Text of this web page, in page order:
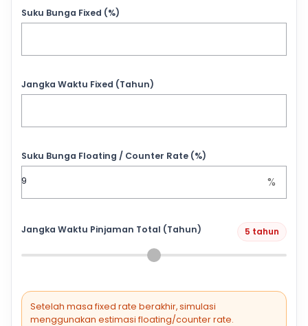
Suku Bunga Fixed (%)
Jangka Waktu Fixed (Tahun)
Suku Bunga Floating / Counter Rate (%)
%
Jangka Waktu Pinjaman Total (Tahun) 5 tahun
Setelah masa fixed rate berakhir, simulasi
menggunakan estimasi floating/counter rate.